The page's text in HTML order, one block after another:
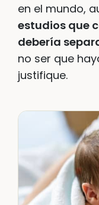
en el mundo,
estudios que
debería
no ser que
justifique.